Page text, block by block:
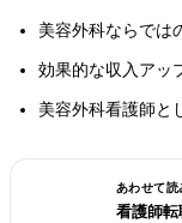
美容外科ならでは
効果的な収入アッ
美容外科看護師と
あわせて読
看護師